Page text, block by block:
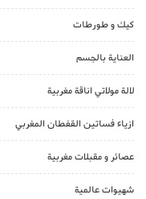
كيك و طورطات
العناية بالجسم
لالة مولاتي اناقة مغربية
ازياء فساتين القفطان المغربي
عصائر و مقبلات مغربية
شهيوات عالمية